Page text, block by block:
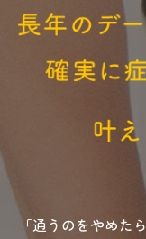
「通うのをやめた